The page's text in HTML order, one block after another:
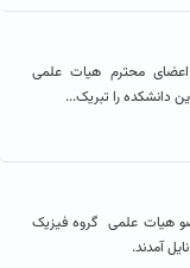
اعضای محترم هیات علمی
دانشکده را تبریک...
آبادی عضو هیات علمی گروه فیزیک
آمدند.